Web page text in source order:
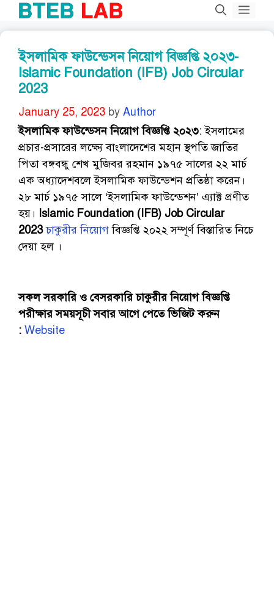
Skip
ইসলামিক ফাউন্ডেসন নিয়োগ বিজ্ঞপ্তি ২০২৩-
Islamic Foundation (IFB) Job Circular
2023
January 25, 2023 by Author
ইসলামিক ফাউন্ডেসন নিয়োগ বিজ্ঞপ্তি ২০২৩: ইসলামের
প্রচার-প্রসারের লক্ষ্যে বাংলাদেশের মহান স্থপতি জাতির
পিতা বঙ্গবন্ধু শেখ মুজিবর রহমান ১৯৭৫ সালের ২২ মার্চ
এক অধ্যাদেশবলে ইসলামিক ফাউন্ডেশন প্রতিষ্ঠা করেন।
২৮ মার্চ ১৯৭৫ সালে ‘ইসলামিক ফাউন্ডেশন’ এ্যাক্ট প্রণীত
হয়। Islamic Foundation (IFB) Job Circular
2023 চাকুরীর নিয়োগবিজ্ঞপ্তি ২০২২ সম্পূর্ণ বিস্তারিত নিচে
দেয়া হল ।
সকল সরকারি ও বেসরকারি চাকুরীর নিয়োগ বিজ্ঞপ্তি
পরীক্ষার সময়সূচী সবার আগে পেতে ভিজিট করুন
: Website